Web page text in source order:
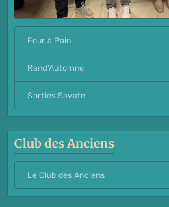
Four à Pain
Rand'Automne
Sorties Savate
Club des Anciens
Le Club des Anciens